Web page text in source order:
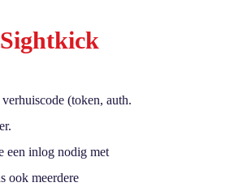
Sightkick
(token, auth.
een inlog nodig met
ook meerdere